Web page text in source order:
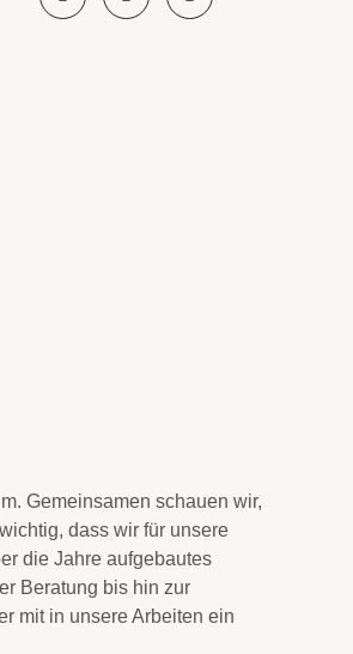
Gemeinsamen schauen wir,
dass wir für unsere
die Jahre aufgebautes
Beratung bis hin zur
mit in unsere Arbeiten ein